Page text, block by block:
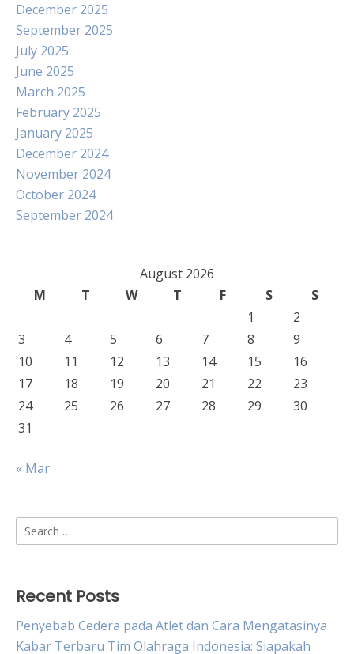
December 2025
September 2025
July 2025
June 2025
March 2025
February 2025
January 2025
December 2024
November 2024
October 2024
September 2024
August 2026
M
T W T F S
S
1
2
3
4 5 6 7 8
9
10
11 12 13 14 15
16
17
18 19 20 21 22
23
24
25 26 27 28 29
30
31
« Mar
Search
for:
Recent Posts
Penyebab Cedera pada Atlet dan Cara Mengatasinya
Kabar Terbaru Tim Olahraga Indonesia: Siapakah